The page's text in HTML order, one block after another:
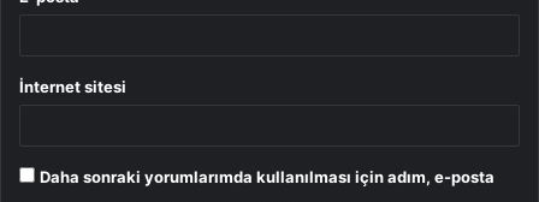
İnternet sitesi
Daha sonraki yorumlarımda kullanılması için adım, e-posta